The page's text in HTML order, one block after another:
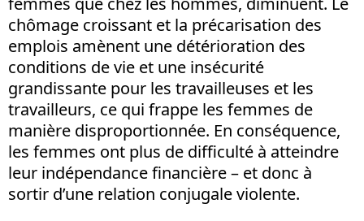
chômage croissant et la précarisation des
emplois amènent une détérioration des
conditions de vie et une insécurité
grandissante pour les travailleuses et les
travailleurs, ce qui frappe les femmes de
manière disproportionnée. En conséquence,
les femmes ont plus de difficulté à atteindre
leur indépendance financière – et donc à
sortir d’une relation conjugale violente.